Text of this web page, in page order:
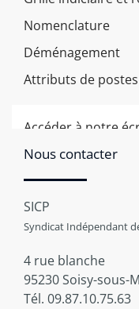
Accéder à notre
Nomenclature
Déménagement
Attributs de postes
Nous contacter
SICP
Syndicat Indépendant
4 rue blanche
95230 Soisy-sous-
Tél. 09.87.10.75.63